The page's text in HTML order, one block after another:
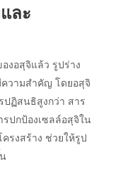
ละ
งอสุจิแล้ว รูปร่าง
วามสำคัญ โดยอสุจิ
ฏิสนธิสูงกว่า สาร
ปกป้องเซลล์อสุจิใน
รงสร้าง ช่วยให้รูป